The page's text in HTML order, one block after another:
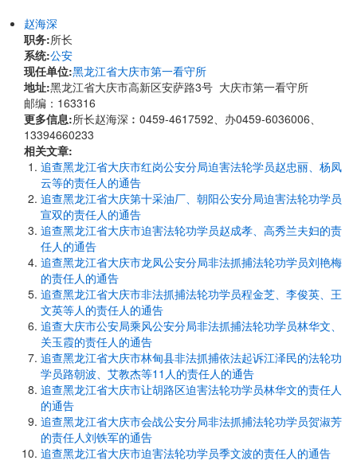
赵海深
职务:所长
系统:公安
现任单位:黑龙江省大庆市第一看守所
地址:黑龙江省大庆市高新区安萨路3号 大庆市第一看守所
邮编：163316
更多信息:所长赵海深︰0459-4617592、办0459-6036006、
13394660233
相关文章:
追查黑龙江省大庆市红岗公安分局迫害法轮学员赵忠丽、杨凤
云等的责任人的通告
追查黑龙江省大庆第十采油厂、朝阳公安分局迫害法轮功学员
宣双的责任人的通告
追查黑龙江省大庆市迫害法轮功学员赵成孝、高秀兰夫妇的责
任人的通告
追查黑龙江省大庆市龙凤公安分局非法抓捕法轮功学员刘艳梅
的责任人的通告
追查黑龙江省大庆市非法抓捕法轮功学员程金芝、李俊英、王
文英等人的责任人的通告
追查大庆市公安局乘风公安分局非法抓捕法轮功学员林华文、
关玉霞的责任人的通告
追查黑龙江省大庆市林甸县非法抓捕依法起诉江泽民的法轮功
学员路朝波、艾教杰等11人的责任人的通告
追查黑龙江省大庆市让胡路区迫害法轮功学员林华文的责任人
的通告
追查黑龙江省大庆市会战公安分局非法抓捕法轮功学员贺淑芳
的责任人刘铁军的通告
追查黑龙江省大庆市迫害法轮功学员季文波的责任人的通告